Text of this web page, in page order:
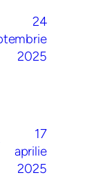
24
2025
17
aprilie
2025